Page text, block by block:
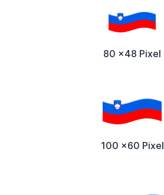
80 x48 Pixel
100 x60 Pixel